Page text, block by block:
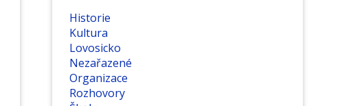
Historie
Kultura
Lovosicko
Nezařazené
Organizace
Rozhovory